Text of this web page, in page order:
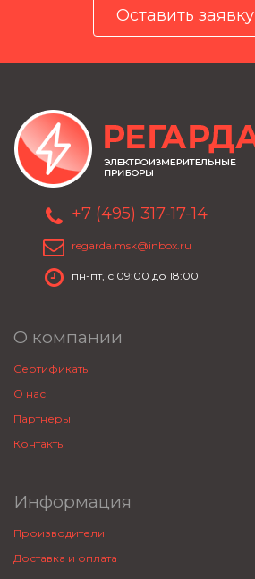
Оставить заявку
+7 (495) 317-17-14
regarda.msk@inbox.ru
пн-пт, с 09:00 до 18:00
О компании
Сертификаты
О нас
Партнеры
Контакты
Информация
Производители
Доставка и оплата